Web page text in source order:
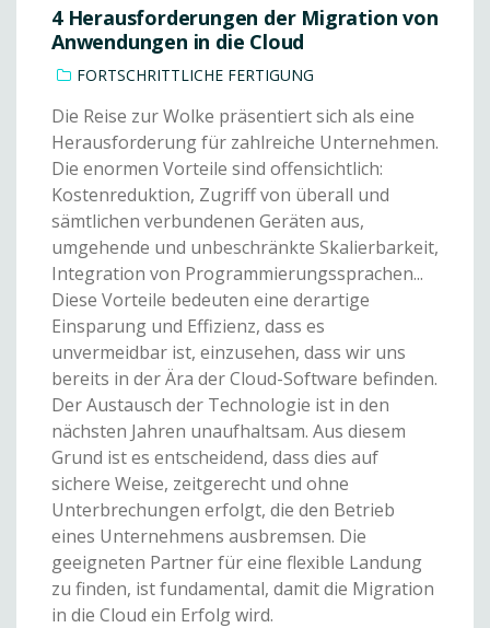
4 Herausforderungen der Migration von
Anwendungen in die Cloud
FORTSCHRITTLICHE FERTIGUNG
Die Reise zur Wolke präsentiert sich als eine
Herausforderung für zahlreiche Unternehmen.
Die enormen Vorteile sind offensichtlich:
Kostenreduktion, Zugriff von überall und
sämtlichen verbundenen Geräten aus,
umgehende und unbeschränkte Skalierbarkeit,
Integration von Programmierungssprachen...
Diese Vorteile bedeuten eine derartige
Einsparung und Effizienz, dass es
unvermeidbar ist, einzusehen, dass wir uns
bereits in der Ära der Cloud-Software befinden.
Der Austausch der Technologie ist in den
nächsten Jahren unaufhaltsam. Aus diesem
Grund ist es entscheidend, dass dies auf
sichere Weise, zeitgerecht und ohne
Unterbrechungen erfolgt, die den Betrieb
eines Unternehmens ausbremsen. Die
geeigneten Partner für eine flexible Landung
zu finden, ist fundamental, damit die Migration
in die Cloud ein Erfolg wird.